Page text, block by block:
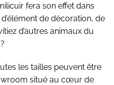
fera son effet dans
de décoration, de
d’autres animaux du
les tailles peuvent être
situé au cœur de